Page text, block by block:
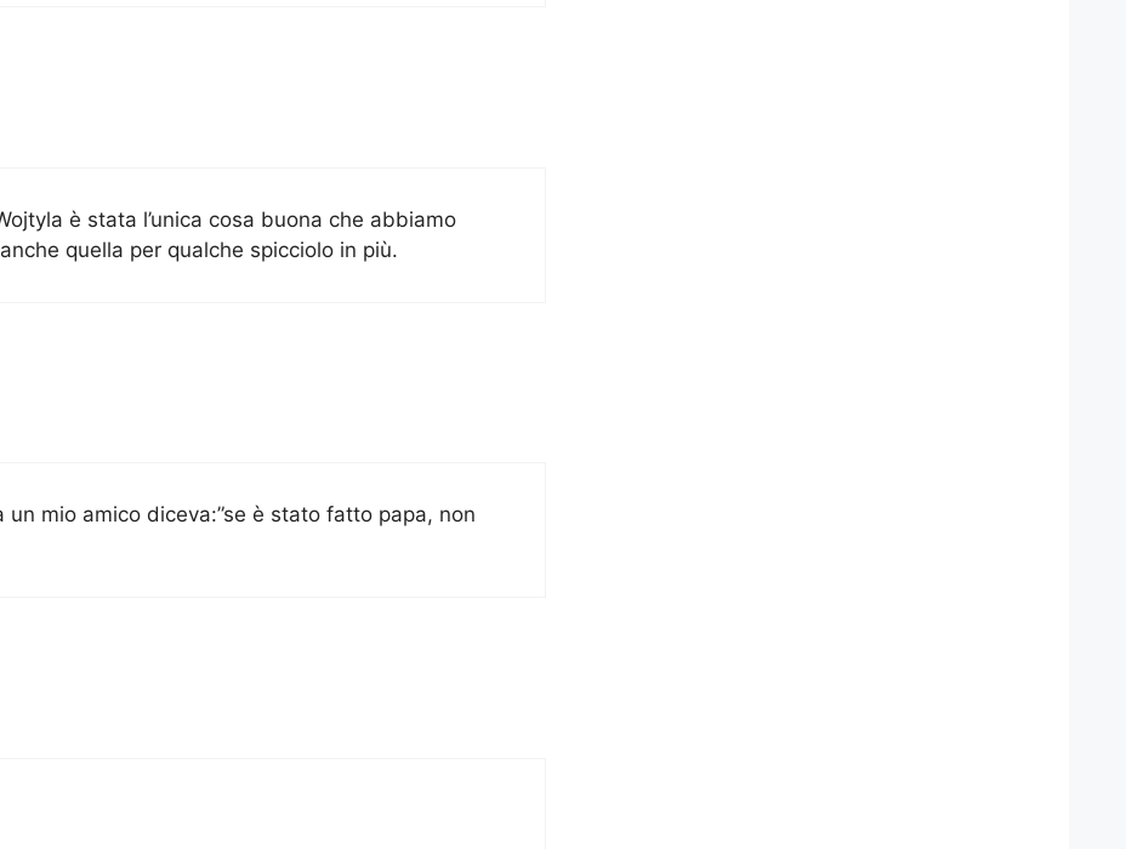
è stata l’unica cosa buona che abbiamo
quella per qualche spicciolo in più.
un mio amico diceva:”se è stato fatto papa, non